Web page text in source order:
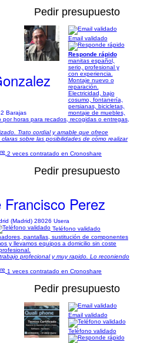
Pedir presupuesto
Barajas
Email validado
Responde rápido
manitas español,
serio, profesional y
con experiencia.
Montaje nuevo o
reparación.
Electricidad, bajo
cosumo, fontanería,
persianas, bicicletas,
montaje de muebles,
horas para recados, recogidas o entregas,
Trato cordial y amable que ofrece
sobre las posibilidades de cómo realizar
2 veces contratado en Cronoshare
Pedir presupuesto
Francisco Perez
(Madrid) 28026 Usera
Teléfono validado
pantallas, sustitución de componentes
y llevamos equipos a domicilio sin coste
profecional y muy rapido. Lo reconiendo
1 veces contratado en Cronoshare
Pedir presupuesto
Email validado
Teléfono validado